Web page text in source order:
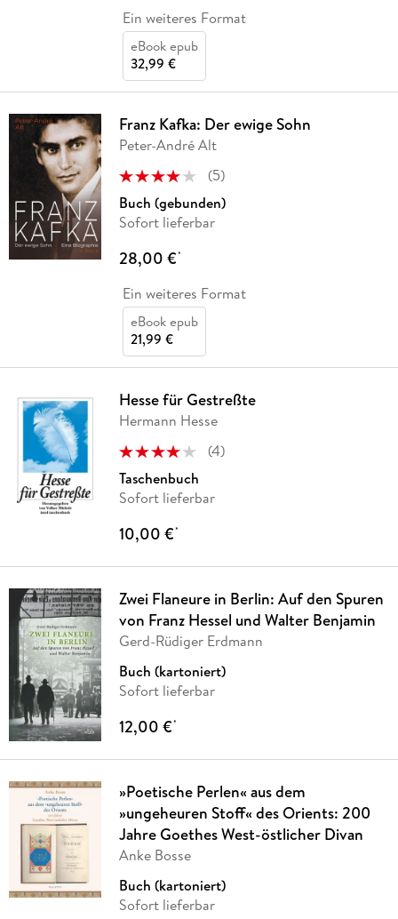
Ein weiteres Format
eBook epub
32,99 €
Franz Kafka: Der ewige Sohn
Peter-André Alt
(5)
Buch (gebunden)
Sofort lieferbar
28,00 €*
Ein weiteres Format
eBook epub
21,99 €
Hesse für Gestreßte
Hermann Hesse
(4)
Taschenbuch
Sofort lieferbar
10,00 €*
Zwei Flaneure in Berlin: Auf den Spuren
von Franz Hessel und Walter Benjamin
Gerd-Rüdiger Erdmann
Buch (kartoniert)
Sofort lieferbar
12,00 €*
»Poetische Perlen« aus dem
»ungeheuren Stoff« des Orients: 200
Jahre Goethes West-östlicher Divan
Anke Bosse
Buch (kartoniert)
Sofort lieferbar